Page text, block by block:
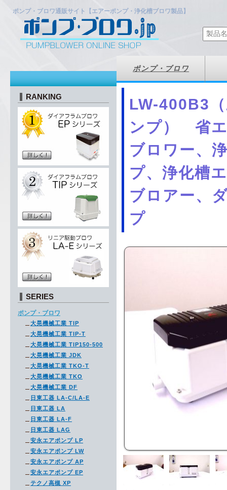
ポンプ・ブロワ通販サイト【エアーポンプ・浄化槽ブロワ製品】
ポンプ・ブロワ
LW-400B3
ンプ） 省エ
ブロワー、
プ、浄化槽
ブロアー、
プ
RANKING
SERIES
ポンプ・ブロワ
大晃機械工業 TIP
大晃機械工業 TIP-T
大晃機械工業 TIP150-500
大晃機械工業 JDK
大晃機械工業 TKO-T
大晃機械工業 TKO
大晃機械工業 DF
日東工器 LA-C/LA-E
日東工器 LA
日東工器 LA-F
日東工器 LAG
安永エアポンプ LP
安永エアポンプ LW
安永エアポンプ AP
安永エアポンプ EP
テクノ高槻 XP